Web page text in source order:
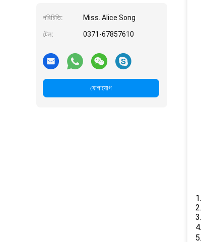
পরিচিতি: Miss. Alice Song
টেল: 0371-67857610
যোগাযোগ